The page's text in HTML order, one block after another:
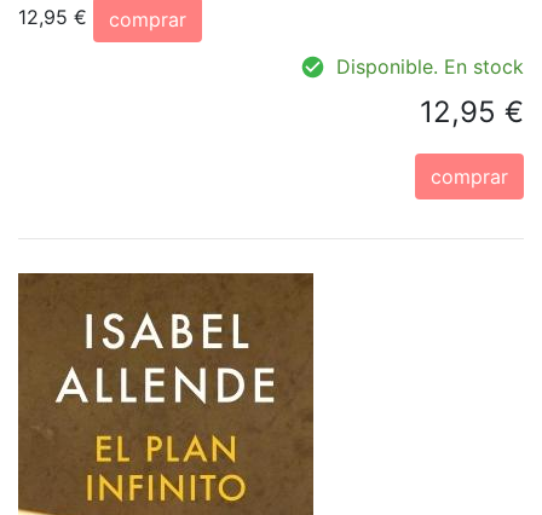
12,95 €
comprar
Disponible. En stock
12,95 €
comprar